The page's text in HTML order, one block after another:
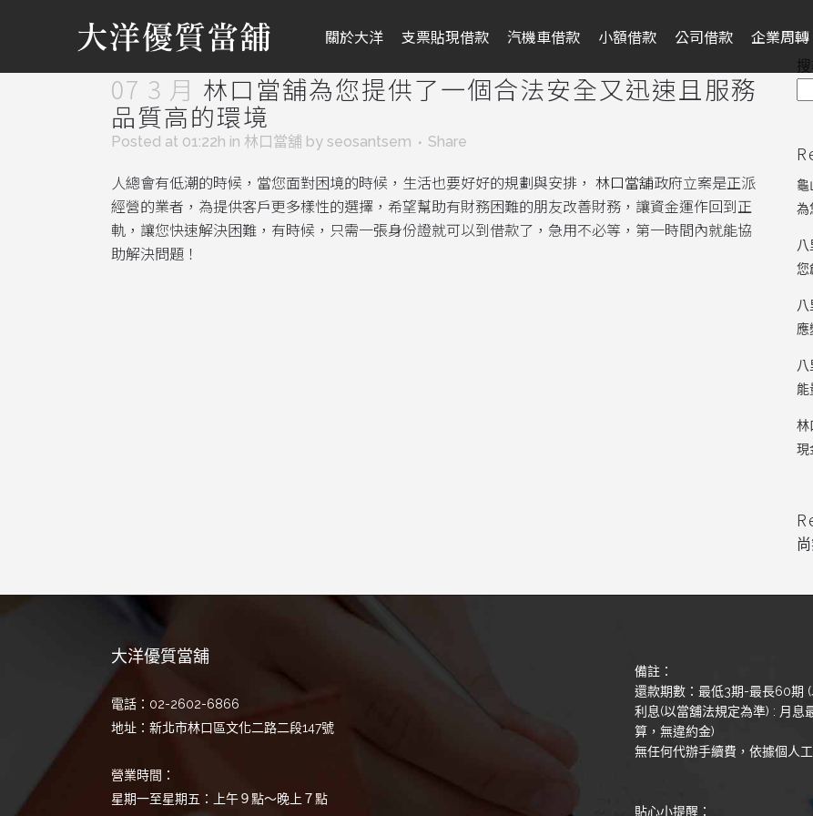
關於大洋 支票貼現借款 汽機車借款 小額借款 公司借款 企業周轉
07 3 月 林口當舖為您提供了一個合法安全又迅速且服務
品質高的環境
Posted at 01:22h in 林口當舖 by seosantsem Share
人總會有低潮的時候，當您面對困境的時候，生活也要好好的規劃與安排， 林口當舖政府立案是正派
經營的業者，為提供客戶更多樣性的選擇，希望幫助有財務困難的朋友改善財務，讓資金運作回到正
軌，讓您快速解決困難，有時候，只需一張身份證就可以到借款了，急用不必等，第一時間內就能協
助解決問題！
龜
為
您
應
能
林
現
大洋優質當舖
電話：02-2602-6866
地址：新北市林口區文化二路二段147號
營業時間：
星期一至星期五：上午９點～晚上７點
備註：
還款期數：最低3期-最長60期 (
利息(以當舖法規定為準) : 月息
算，無違約金)
無任何代辦手續費，依據個人
貼心小提醒：